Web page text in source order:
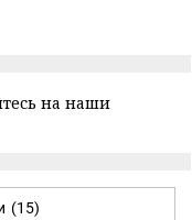
на наши
(15)